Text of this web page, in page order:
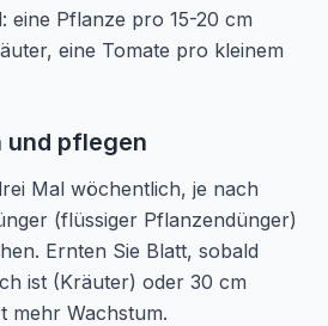
eine Pflanze pro 15-20 cm
eine Tomate pro kleinem
und pflegen
Mal wöchentlich, je nach
(flüssiger Pflanzendünger)
Ernten Sie Blatt, sobald
ist (Kräuter) oder 30 cm
mehr Wachstum.